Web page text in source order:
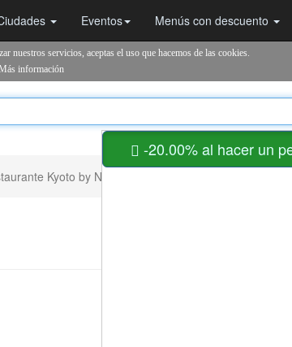
nuestros servicios, aceptas el uso que hacemos de las cookies.
información
Eventos Menús con descuento
Kyoto by NIKKO en Vigo
-20.00% al hacer un